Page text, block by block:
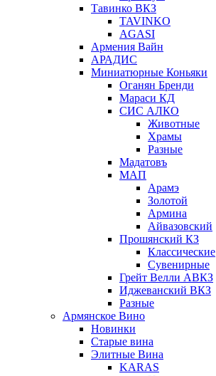
Тавинко ВКЗ
TAVINKO
AGASI
Армения Вайн
АРАДИС
Миниатюрные Коньяки
Оганян Бренди
Мараси КД
СИС АЛКО
Животные
Храмы
Разные
Мадатовъ
МАП
Арамэ
Золотой
Армина
Айвазовский
Прошянский КЗ
Классические
Сувенирные
Грейт Велли АВКЗ
Иджеванский ВКЗ
Разные
Армянское Вино
Новинки
Старые вина
Элитные Вина
KARAS